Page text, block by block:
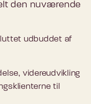
den nuværende
udbuddet af
videreudvikling
til